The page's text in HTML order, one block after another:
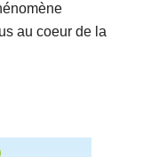
au coeur de la